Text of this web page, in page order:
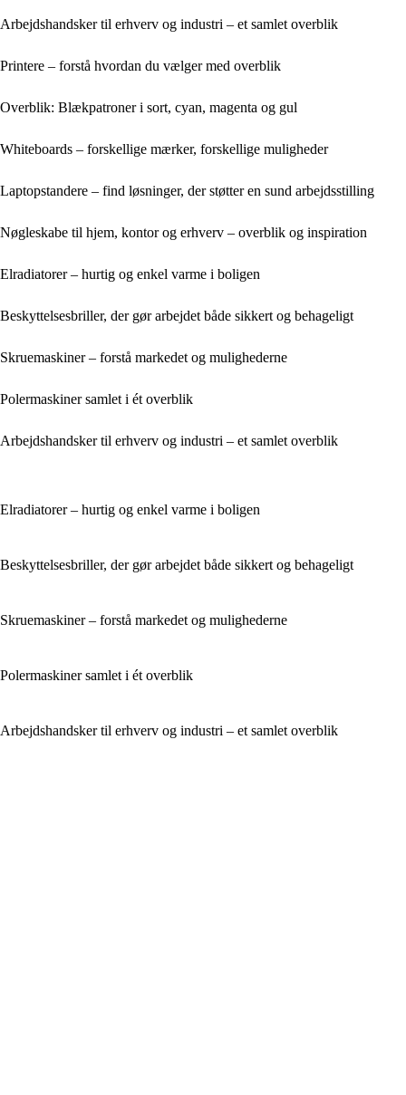
Arbejdshandsker til erhverv og industri – et samlet overblik
Printere – forstå hvordan du vælger med overblik
Overblik: Blækpatroner i sort, cyan, magenta og gul
Whiteboards – forskellige mærker, forskellige muligheder
Laptopstandere – find løsninger, der støtter en sund arbejdsstilling
Nøgleskabe til hjem, kontor og erhverv – overblik og inspiration
Elradiatorer – hurtig og enkel varme i boligen
Beskyttelsesbriller, der gør arbejdet både sikkert og behageligt
Skruemaskiner – forstå markedet og mulighederne
Polermaskiner samlet i ét overblik
Arbejdshandsker til erhverv og industri – et samlet overblik
Elradiatorer – hurtig og enkel varme i boligen
Beskyttelsesbriller, der gør arbejdet både sikkert og behageligt
Skruemaskiner – forstå markedet og mulighederne
Polermaskiner samlet i ét overblik
Arbejdshandsker til erhverv og industri – et samlet overblik